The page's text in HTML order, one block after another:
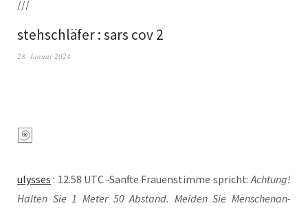
///
stehschläfer : sars cov 2
28. Januar 2024
ulys­ses : 12.58 UTC ‑Sanf­te Frau­en­stim­me spricht:Ach­tung!
Hal­ten Sie 1 Meter 50 Abstand. Mei­den Sie Men­schen­an­